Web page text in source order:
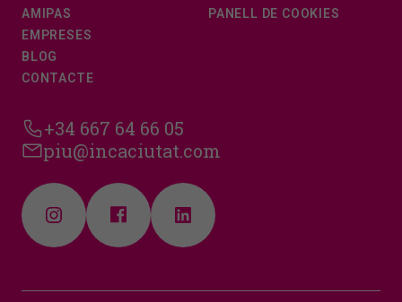
AMIPAS
EMPRESES
BLOG
CONTACTE
PANELL DE COOKIES
+34 667 64 66 05
piu@incaciutat.com